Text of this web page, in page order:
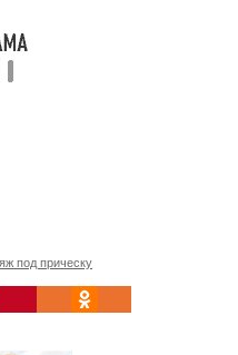
под прическу